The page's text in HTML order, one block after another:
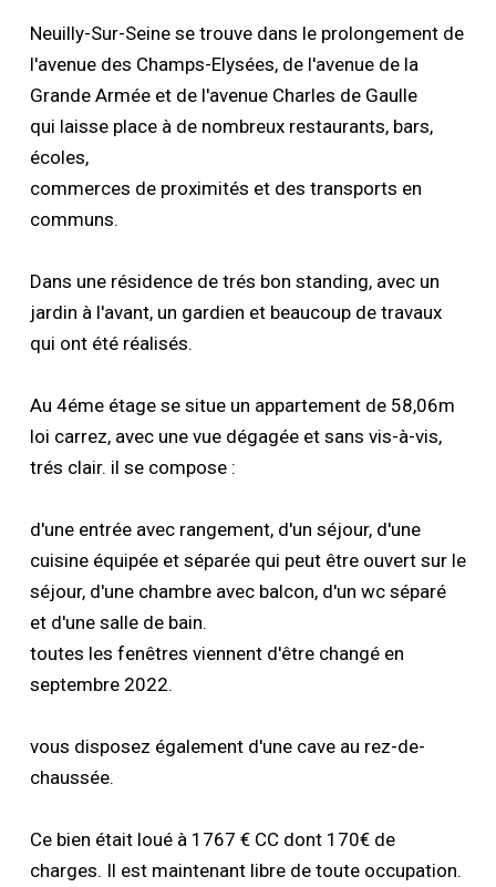
Neuilly-Sur-Seine se trouve dans le prolongement de
l'avenue des Champs-Elysées, de l'avenue de la
Grande Armée et de l'avenue Charles de Gaulle
qui laisse place à de nombreux restaurants, bars,
écoles,
commerces de proximités et des transports en
communs.
Dans une résidence de trés bon standing, avec un
jardin à l'avant, un gardien et beaucoup de travaux
qui ont été réalisés.
Au 4éme étage se situe un appartement de 58,06m
loi carrez, avec une vue dégagée et sans vis-à-vis,
trés clair. il se compose :
d'une entrée avec rangement, d'un séjour, d'une
cuisine équipée et séparée qui peut être ouvert sur le
séjour, d'une chambre avec balcon, d'un wc séparé
et d'une salle de bain.
toutes les fenêtres viennent d'être changé en
septembre 2022.
vous disposez également d'une cave au rez-de-
chaussée.
Ce bien était loué à 1767 € CC dont 170€ de
charges. Il est maintenant libre de toute occupation.